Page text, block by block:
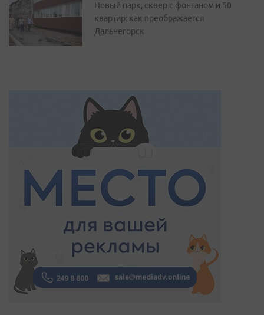
Новый парк, сквер с фонтаном и 50
квартир: как преображается
Дальнегорск